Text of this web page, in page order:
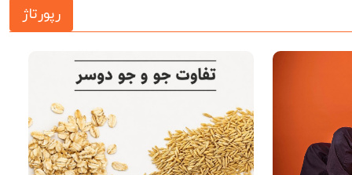
رپورتاژ